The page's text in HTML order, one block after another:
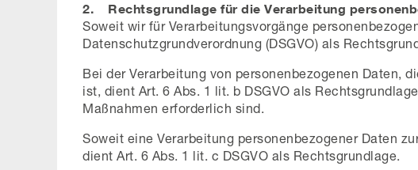
2. Rechtsgrundlage für die Verarbeitung
Soweit wir für Verarbeitungsvorgänge
Datenschutzgrundverordnung (DSGVO) als
Bei der Verarbeitung von personenbezogenen Daten,
ist, dient Art. 6 Abs. 1 lit. b DSGVO als
Maßnahmen erforderlich sind.
Soweit eine Verarbeitung personenbezogener Daten
dient Art. 6 Abs. 1 lit. c DSGVO als Rechtsgrundlage.